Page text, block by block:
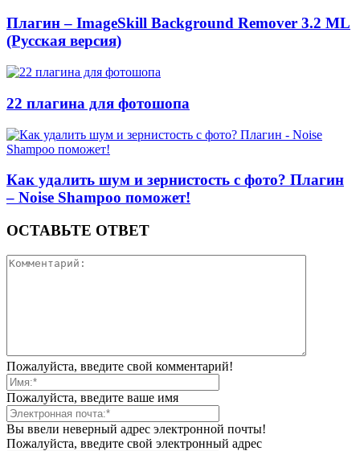
Плагин – ImageSkill Background Remover 3.2 ML
(Русская версия)
22 плагина для фотошопа
Как удалить шум и зернистость с фото? Плагин
– Noise Shampoo поможет!
ОСТАВЬТЕ ОТВЕТ
Пожалуйста, введите свой комментарий!
Пожалуйста, введите ваше имя
Вы ввели неверный адрес электронной почты!
Пожалуйста, введите свой электронный адрес